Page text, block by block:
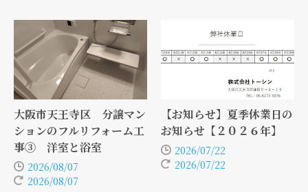
大阪市天王寺区 分譲マン
ションのフルリフォーム工
事③ 洋室と浴室
2026/08/07
2026/08/07
【お知らせ】夏季休業日の
お知らせ【２０２６年】
2026/07/22
2026/07/22